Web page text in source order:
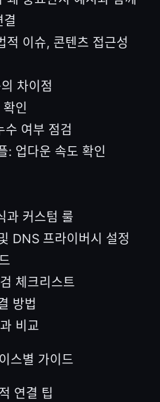
결
적 이슈, 콘텐츠 접근성
차이점
인
수 여부 점검
: 업다운 속도 확인
과 커스텀 룰
DNS 프라이버시 설정
체크리스트
방법
비교
스별 가이드
연결 팁